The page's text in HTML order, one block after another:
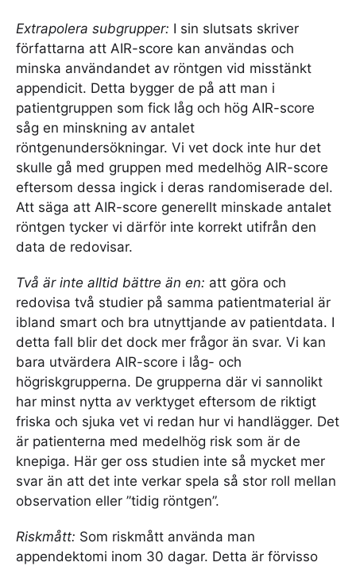
Extrapolera subgrupper: I sin slutsats skriver
författarna att AIR-score kan användas och
minska användandet av röntgen vid misstänkt
appendicit. Detta bygger de på att man i
patientgruppen som fick låg och hög AIR-score
såg en minskning av antalet
röntgenundersökningar. Vi vet dock inte hur det
skulle gå med gruppen med medelhög AIR-score
eftersom dessa ingick i deras randomiserade del.
Att säga att AIR-score generellt minskade antalet
röntgen tycker vi därför inte korrekt utifrån den
data de redovisar.
Två är inte alltid bättre än en: att göra och
redovisa två studier på samma patientmaterial är
ibland smart och bra utnyttjande av patientdata. I
detta fall blir det dock mer frågor än svar. Vi kan
bara utvärdera AIR-score i låg- och
högriskgrupperna. De grupperna där vi sannolikt
har minst nytta av verktyget eftersom de riktigt
friska och sjuka vet vi redan hur vi handlägger. Det
är patienterna med medelhög risk som är de
knepiga. Här ger oss studien inte så mycket mer
svar än att det inte verkar spela så stor roll mellan
observation eller ”tidig röntgen”.
Riskmått: Som riskmått använda man
appendektomi inom 30 dagar. Detta är förvisso